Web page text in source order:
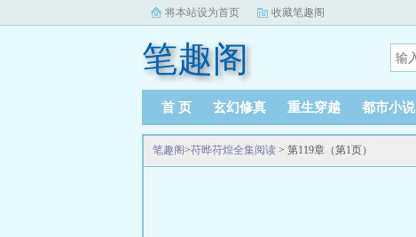
将本站设为首页 收藏笔趣阁
笔趣阁
首 页 玄幻修真 重生穿越 都市小说
笔趣阁>苻晔苻煌全集阅读 > 第119章（第1页）